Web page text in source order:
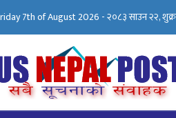
7th of August 2026 -२०८३ साउन २२,